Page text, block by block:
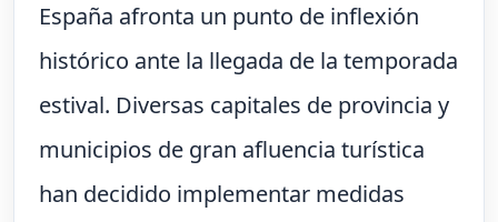
España afronta un punto de inflexión
histórico ante la llegada de la temporada
estival. Diversas capitales de provincia y
municipios de gran afluencia turística
han decidido implementar medidas